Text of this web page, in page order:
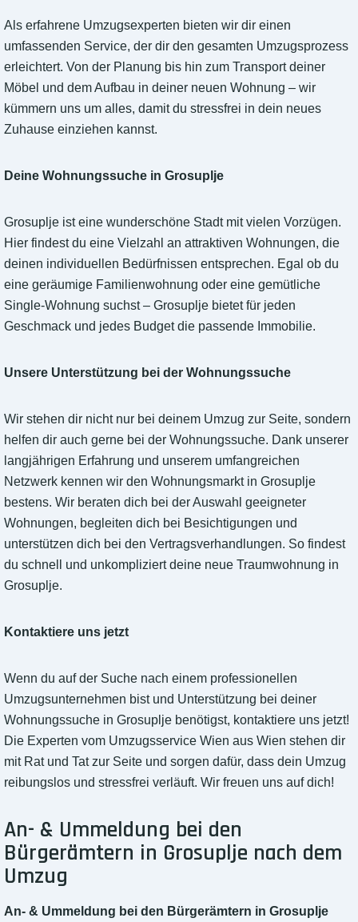
Als erfahrene Umzugsexperten bieten wir dir einen
umfassenden Service, der dir den gesamten Umzugsprozess
erleichtert. Von der Planung bis hin zum Transport deiner
Möbel und dem Aufbau in deiner neuen Wohnung – wir
kümmern uns um alles, damit du stressfrei in dein neues
Zuhause einziehen kannst.
Deine Wohnungssuche in Grosuplje
Grosuplje ist eine wunderschöne Stadt mit vielen Vorzügen.
Hier findest du eine Vielzahl an attraktiven Wohnungen, die
deinen individuellen Bedürfnissen entsprechen. Egal ob du
eine geräumige Familienwohnung oder eine gemütliche
Single-Wohnung suchst – Grosuplje bietet für jeden
Geschmack und jedes Budget die passende Immobilie.
Unsere Unterstützung bei der Wohnungssuche
Wir stehen dir nicht nur bei deinem Umzug zur Seite, sondern
helfen dir auch gerne bei der Wohnungssuche. Dank unserer
langjährigen Erfahrung und unserem umfangreichen
Netzwerk kennen wir den Wohnungsmarkt in Grosuplje
bestens. Wir beraten dich bei der Auswahl geeigneter
Wohnungen, begleiten dich bei Besichtigungen und
unterstützen dich bei den Vertragsverhandlungen. So findest
du schnell und unkompliziert deine neue Traumwohnung in
Grosuplje.
Kontaktiere uns jetzt
Wenn du auf der Suche nach einem professionellen
Umzugsunternehmen bist und Unterstützung bei deiner
Wohnungssuche in Grosuplje benötigst, kontaktiere uns jetzt!
Die Experten vom Umzugsservice Wien aus Wien stehen dir
mit Rat und Tat zur Seite und sorgen dafür, dass dein Umzug
reibungslos und stressfrei verläuft. Wir freuen uns auf dich!
An- & Ummeldung bei den
Bürgerämtern in Grosuplje nach dem
Umzug
An- & Ummeldung bei den Bürgerämtern in Grosuplje